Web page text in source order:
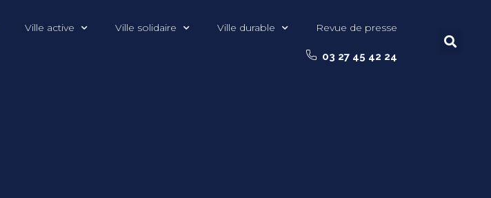
Ville active Ville solidaire Ville durable Revue de presse
03 27 45 42 24